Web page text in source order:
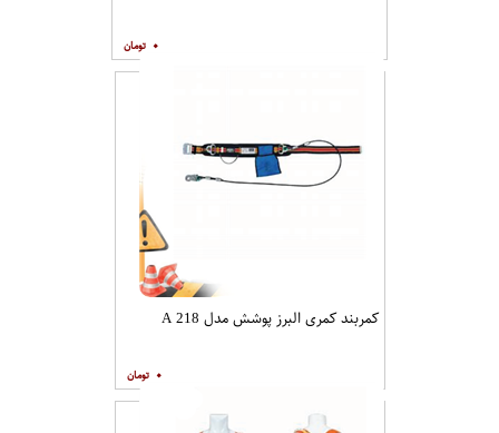
۰
کمربند کمری البرز پوشش مدل A 218
۰